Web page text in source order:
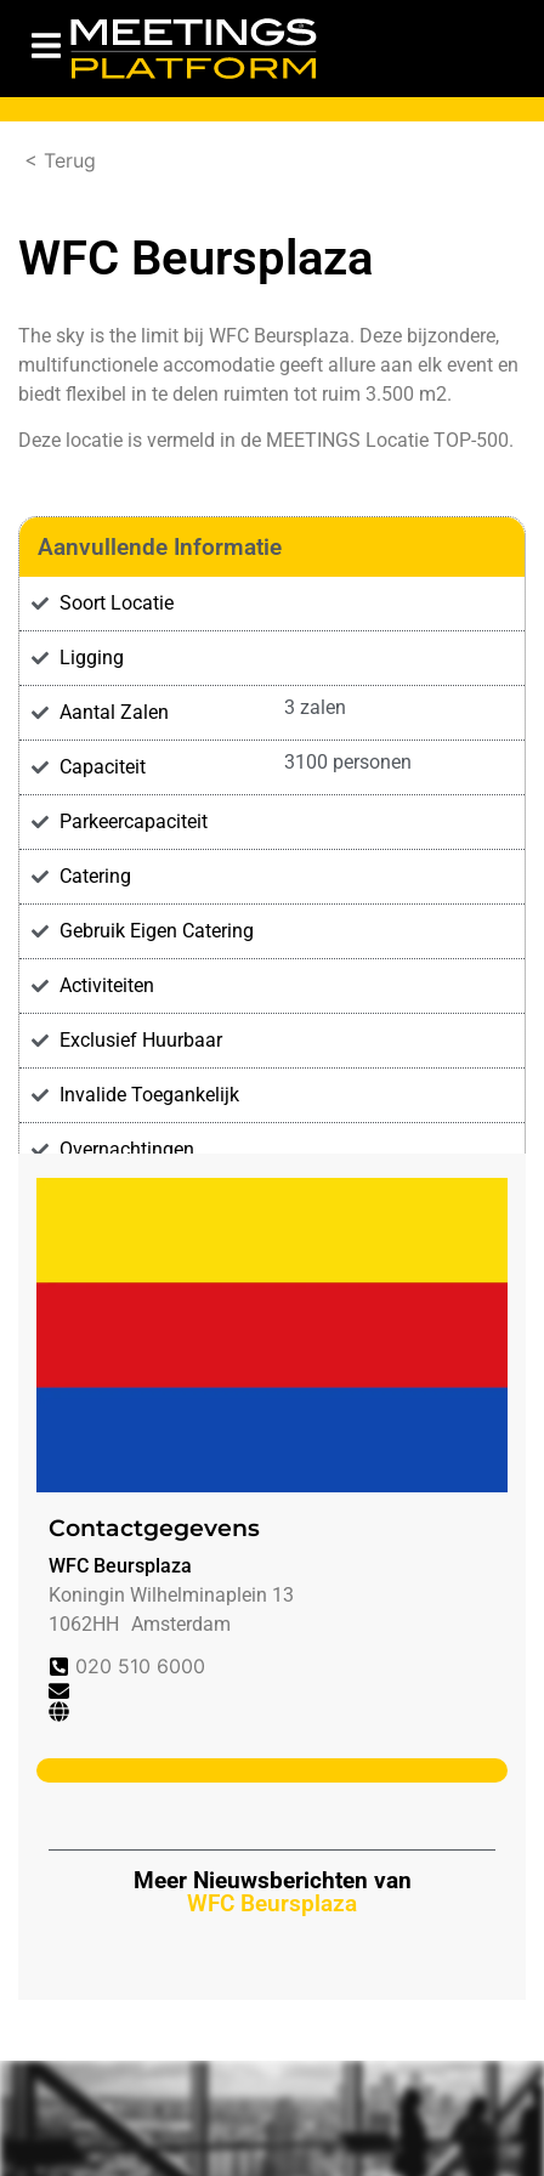
< Terug
WFC Beursplaza
The sky is the limit bij WFC Beursplaza. Deze bijzondere,
multifunctionele accomodatie geeft allure aan elk event en
biedt flexibel in te delen ruimten tot ruim 3.500 m2.
Deze locatie is vermeld in de MEETINGS Locatie TOP-500.
Aanvullende Informatie
Soort Locatie
Ligging
Aantal Zalen 3 zalen
Capaciteit 3100 personen
Parkeercapaciteit
Catering
Gebruik Eigen Catering
Activiteiten
Exclusief Huurbaar
Invalide Toegankelijk
Overnachtingen
Contactgegevens
WFC Beursplaza
Koningin Wilhelminaplein 13
1062HH Amsterdam
020 510 6000
Meer Nieuwsberichten van
WFC Beursplaza